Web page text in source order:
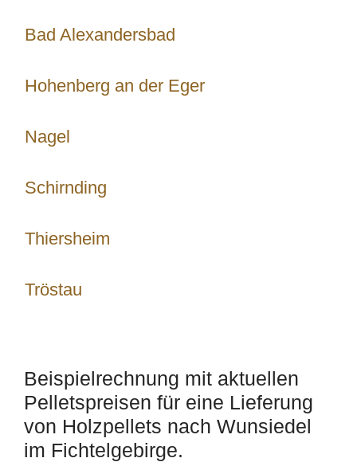
Bad Alexandersbad
Hohenberg an der Eger
Nagel
Schirnding
Thiersheim
Tröstau
Beispielrechnung mit aktuellen
Pelletspreisen für eine Lieferung
von Holzpellets nach Wunsiedel
im Fichtelgebirge.